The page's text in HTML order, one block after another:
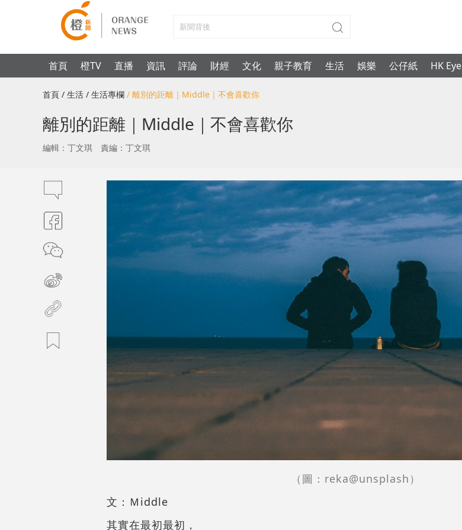
首頁 橙TV 直播 資訊 評論 財經 文化 親子教育 生活 娛樂 公仔紙 HK Eye
首頁 / 生活 / 生活專欄 / 離別的距離｜Middle｜不會喜歡你
離別的距離｜Middle｜不會喜歡你
編輯：丁文琪 責編：丁文琪
（圖：reka@unsplash）
文：Ｍiddle
其實在最初最初，